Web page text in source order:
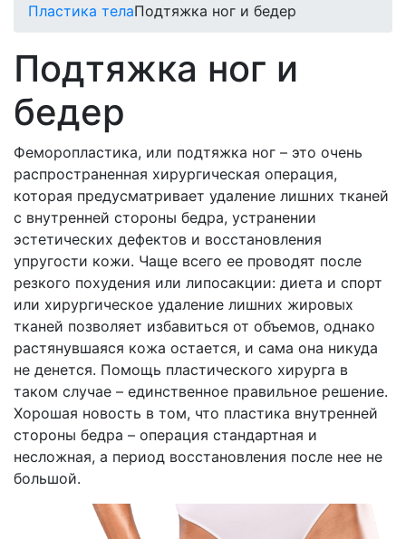
Пластика телаПодтяжка ног и бедер
Подтяжка ног и
бедер
Феморопластика, или подтяжка ног – это очень
распространенная хирургическая операция,
которая предусматривает удаление лишних тканей
с внутренней стороны бедра, устранении
эстетических дефектов и восстановления
упругости кожи. Чаще всего ее проводят после
резкого похудения или липосакции: диета и спорт
или хирургическое удаление лишних жировых
тканей позволяет избавиться от объемов, однако
растянувшаяся кожа остается, и сама она никуда
не денется. Помощь пластического хирурга в
таком случае – единственное правильное решение.
Хорошая новость в том, что пластика внутренней
стороны бедра – операция стандартная и
несложная, а период восстановления после нее не
большой.